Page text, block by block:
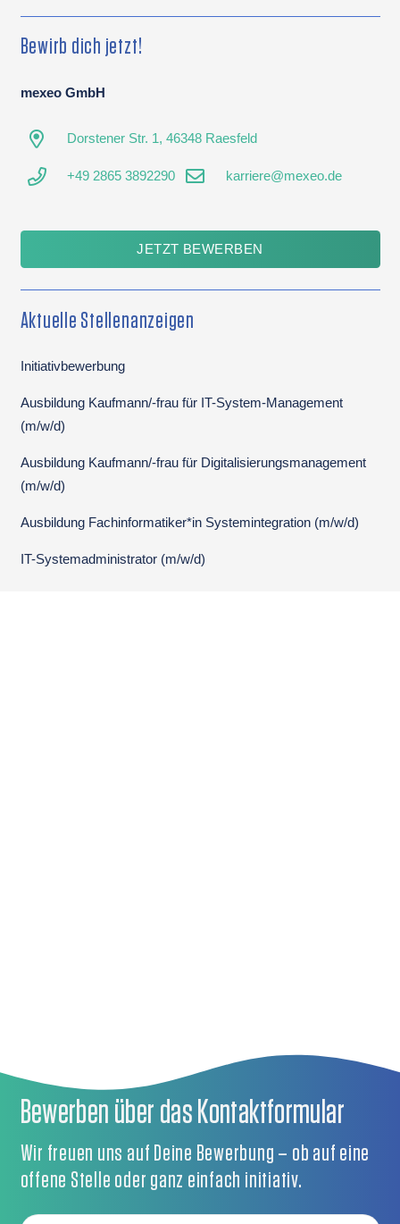
Bewirb dich jetzt!
mexeo GmbH
Dorstener Str. 1, 46348 Raesfeld
+49 2865 3892290 karriere@mexeo.de
JETZT BEWERBEN
Aktuelle Stellenanzeigen
Initiativbewerbung
Ausbildung Kaufmann/-frau für IT-System-Management
(m/w/d)
Ausbildung Kaufmann/-frau für Digitalisierungsmanagement
(m/w/d)
Ausbildung Fachinformatiker*in Systemintegration (m/w/d)
IT-Systemadministrator (m/w/d)
Bewerben über das Kontaktformular
Wir freuen uns auf Deine Bewerbung – ob auf eine
offene Stelle oder ganz einfach initiativ.